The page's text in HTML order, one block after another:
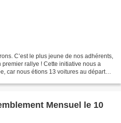
C’est le plus jeune de nos adhérents,
rallye ! Cette initiative nous a
car nous étions 13 voitures au départ
Mensuel le 10